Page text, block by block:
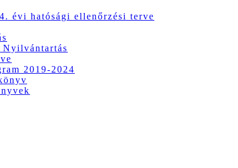
évi hatósági ellenőrzési terve
Nyilvántartás
2019-2024